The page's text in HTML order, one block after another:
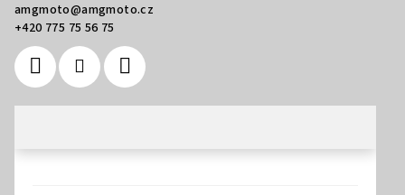
amgmoto@amgmoto.cz
+420 775 75 56 75